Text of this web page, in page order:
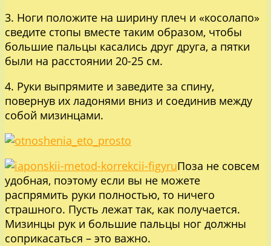
3. Ноги положите на ширину плеч и «косолапо»
сведите стопы вместе таким образом, чтобы
большие пальцы касались друг друга, а пятки
были на расстоянии 20-25 см.
4. Руки выпрямите и заведите за спину,
повернув их ладонями вниз и соединив между
собой мизинцами.
Поза не совсем
удобная, поэтому если вы не можете
распрямить руки полностью, то ничего
страшного. Пусть лежат так, как получается.
Мизинцы рук и большие пальцы ног должны
соприкасаться – это важно.